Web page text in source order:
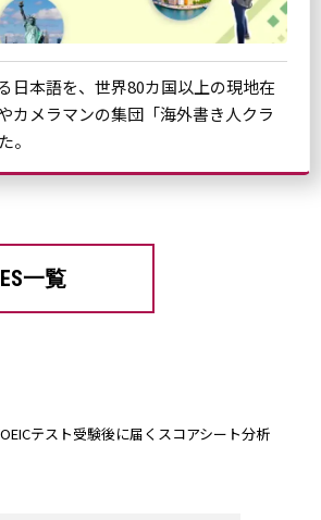
日本語を、世界80カ国以上の現地在
カメラマンの集団「海外書き人クラ
。
一覧
テスト受験後に届くスコアシート分析